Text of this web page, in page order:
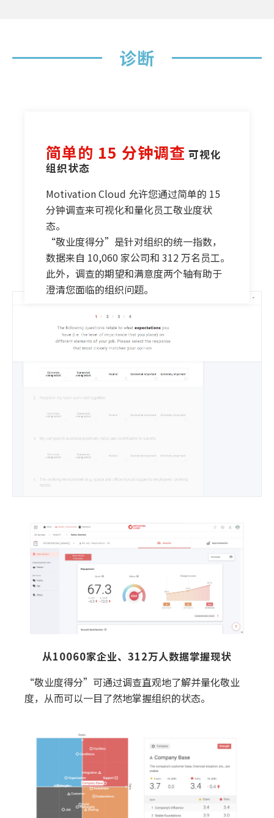
诊断
简单的 15 分钟调查 可视化
组织状态
Motivation Cloud 允许您通过简单的 15
分钟调查来可视化和量化员工敬业度状
态。
“敬业度得分”是针对组织的统一指数，
数据来自 10,060 家公司和 312 万名员工。
此外，调查的期望和满意度两个轴有助于
澄清您面临的组织问题。
从10060家企业、312万人数据掌握现状
“敬业度得分”可通过调查直观地了解并量化敬业
度，从而可以一目了然地掌握组织的状态。